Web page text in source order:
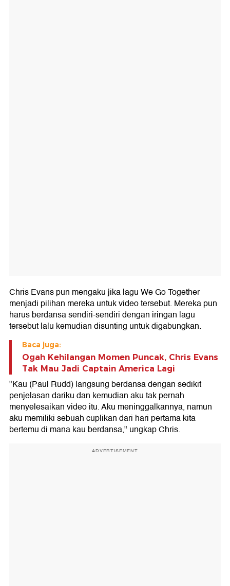
Chris Evans pun mengaku jika lagu We Go Together
menjadi pilihan mereka untuk video tersebut. Mereka pun
harus berdansa sendiri-sendiri dengan iringan lagu
tersebut lalu kemudian disunting untuk digabungkan.
Baca juga:
Ogah Kehilangan Momen Puncak, Chris Evans
Tak Mau Jadi Captain America Lagi
"Kau (Paul Rudd) langsung berdansa dengan sedikit
penjelasan dariku dan kemudian aku tak pernah
menyelesaikan video itu. Aku meninggalkannya, namun
aku memiliki sebuah cuplikan dari hari pertama kita
bertemu di mana kau berdansa," ungkap Chris.
ADVERTISEMENT